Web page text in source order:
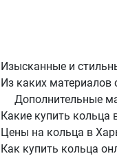
Изысканные и
Из каких
Дополнительные
Какие купить кольца
Цены на кольца в
Как купить кольца